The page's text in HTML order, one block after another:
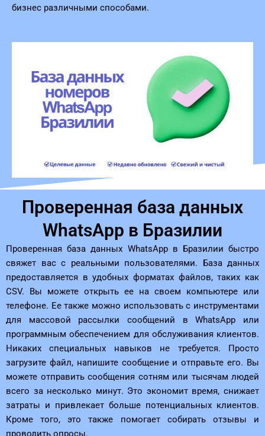
бизнес различными способами.
Проверенная база данных
WhatsApp в Бразилии
Проверенная база данных WhatsApp в Бразилии быстро
свяжет вас с реальными пользователями. База данных
предоставляется в удобных форматах файлов, таких как
CSV. Вы можете открыть ее на своем компьютере или
телефоне. Ее также можно использовать с инструментами
для массовой рассылки сообщений в WhatsApp или
программным обеспечением для обслуживания клиентов.
Никаких специальных навыков не требуется. Просто
загрузите файл, напишите сообщение и отправьте его. Вы
можете отправить сообщения сотням или тысячам людей
всего за несколько минут. Это экономит время, снижает
затраты и привлекает больше потенциальных клиентов.
Кроме того, это также помогает собирать отзывы и